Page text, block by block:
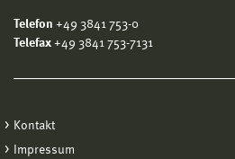
Telefon +49 3841 753-0
Telefax +49 3841 753-7131
Kontakt
Impressum